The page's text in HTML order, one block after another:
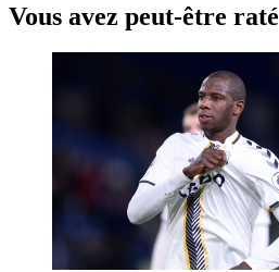
Vous avez peut-être raté